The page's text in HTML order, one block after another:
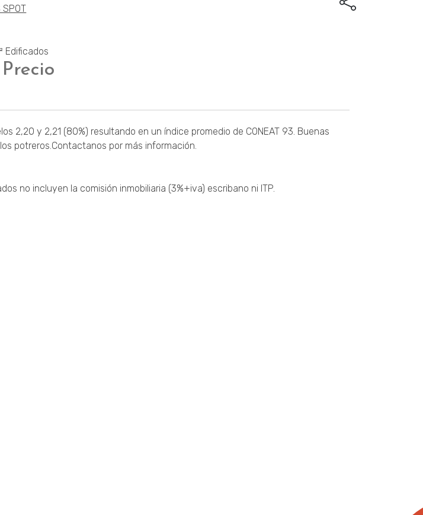
SPOT
Edificados
2,20 y 2,21 (80%) resultando en un índice promedio de CONEAT 93. Buenas
potreros.Contactanos por más información.
no incluyen la comisión inmobiliaria (3%+iva) escribano ni ITP.